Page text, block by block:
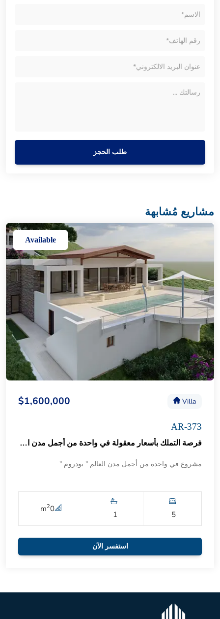
طلب الحجز
مشاريع مُشابهة
Available
Villa
$1,600,000
AR-373
فرصة التملك بأسعار معقولة في واحدة من أجمل مدن العالم السياحية " بودروم " 76
مشروع في واحدة من أجمل مدن العالم " بودروم "
5
1
0
m2
استفسر الآن